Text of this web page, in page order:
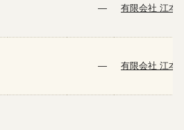
— 有限会社 江本
— 有限会社 江本